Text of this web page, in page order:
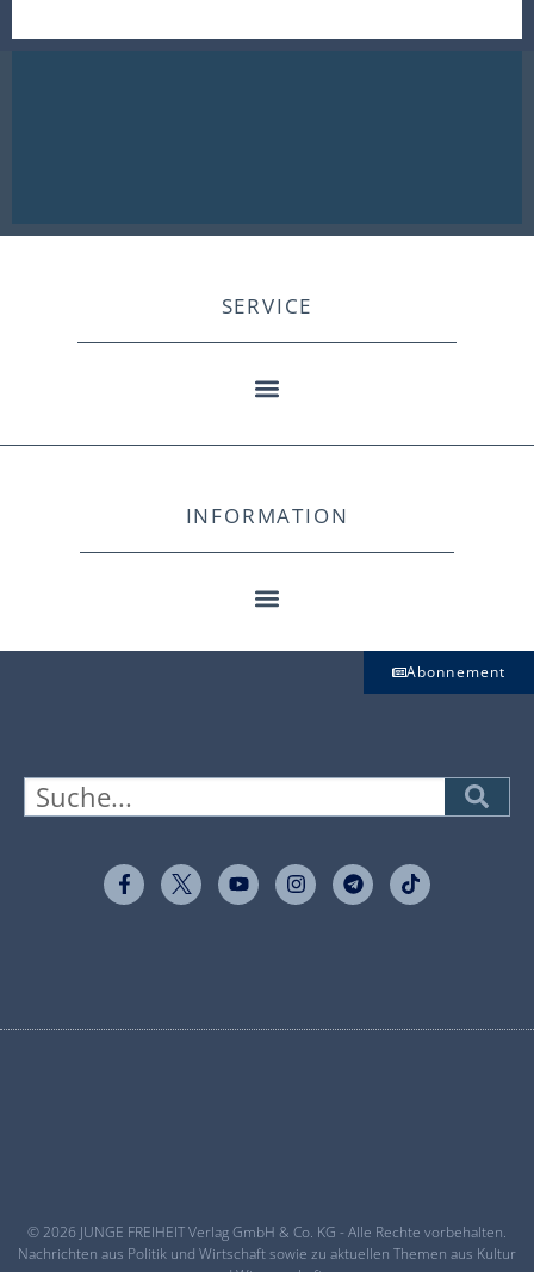
SERVICE
INFORMATION
Abonnement
© 2026 JUNGE FREIHEIT Verlag GmbH & Co. KG - Alle Rechte vorbehalten.
Nachrichten aus Politik und Wirtschaft sowie zu aktuellen Themen aus Kultur